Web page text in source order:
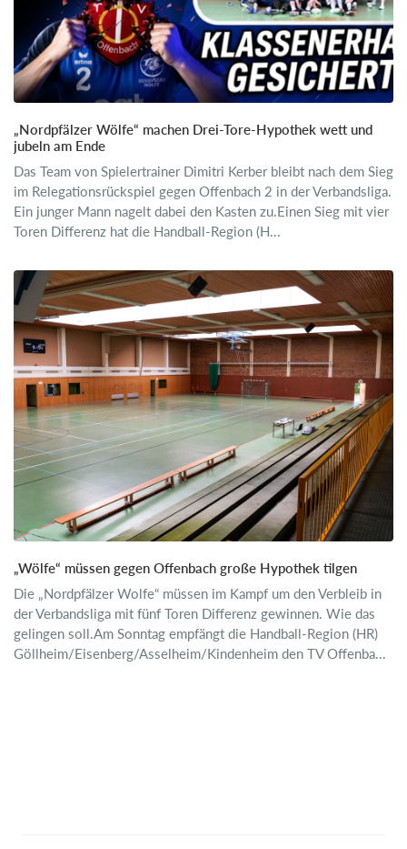
„Nordpfälzer Wölfe“ machen Drei-Tore-Hypothek wett und
jubeln am Ende
Das Team von Spielertrainer Dimitri Kerber bleibt nach dem Sieg
im Relegationsrückspiel gegen Offenbach 2 in der Verbandsliga.
Ein junger Mann nagelt dabei den Kasten zu.Einen Sieg mit vier
Toren Differenz hat die Handball-Region (H...
„Wölfe“ müssen gegen Offenbach große Hypothek tilgen
Die „Nordpfälzer Wolfe“ müssen im Kampf um den Verbleib in
der Verbandsliga mit fünf Toren Differenz gewinnen. Wie das
gelingen soll.Am Sonntag empfängt die Handball-Region (HR)
Göllheim/Eisenberg/Asselheim/Kindenheim den TV Offenba...